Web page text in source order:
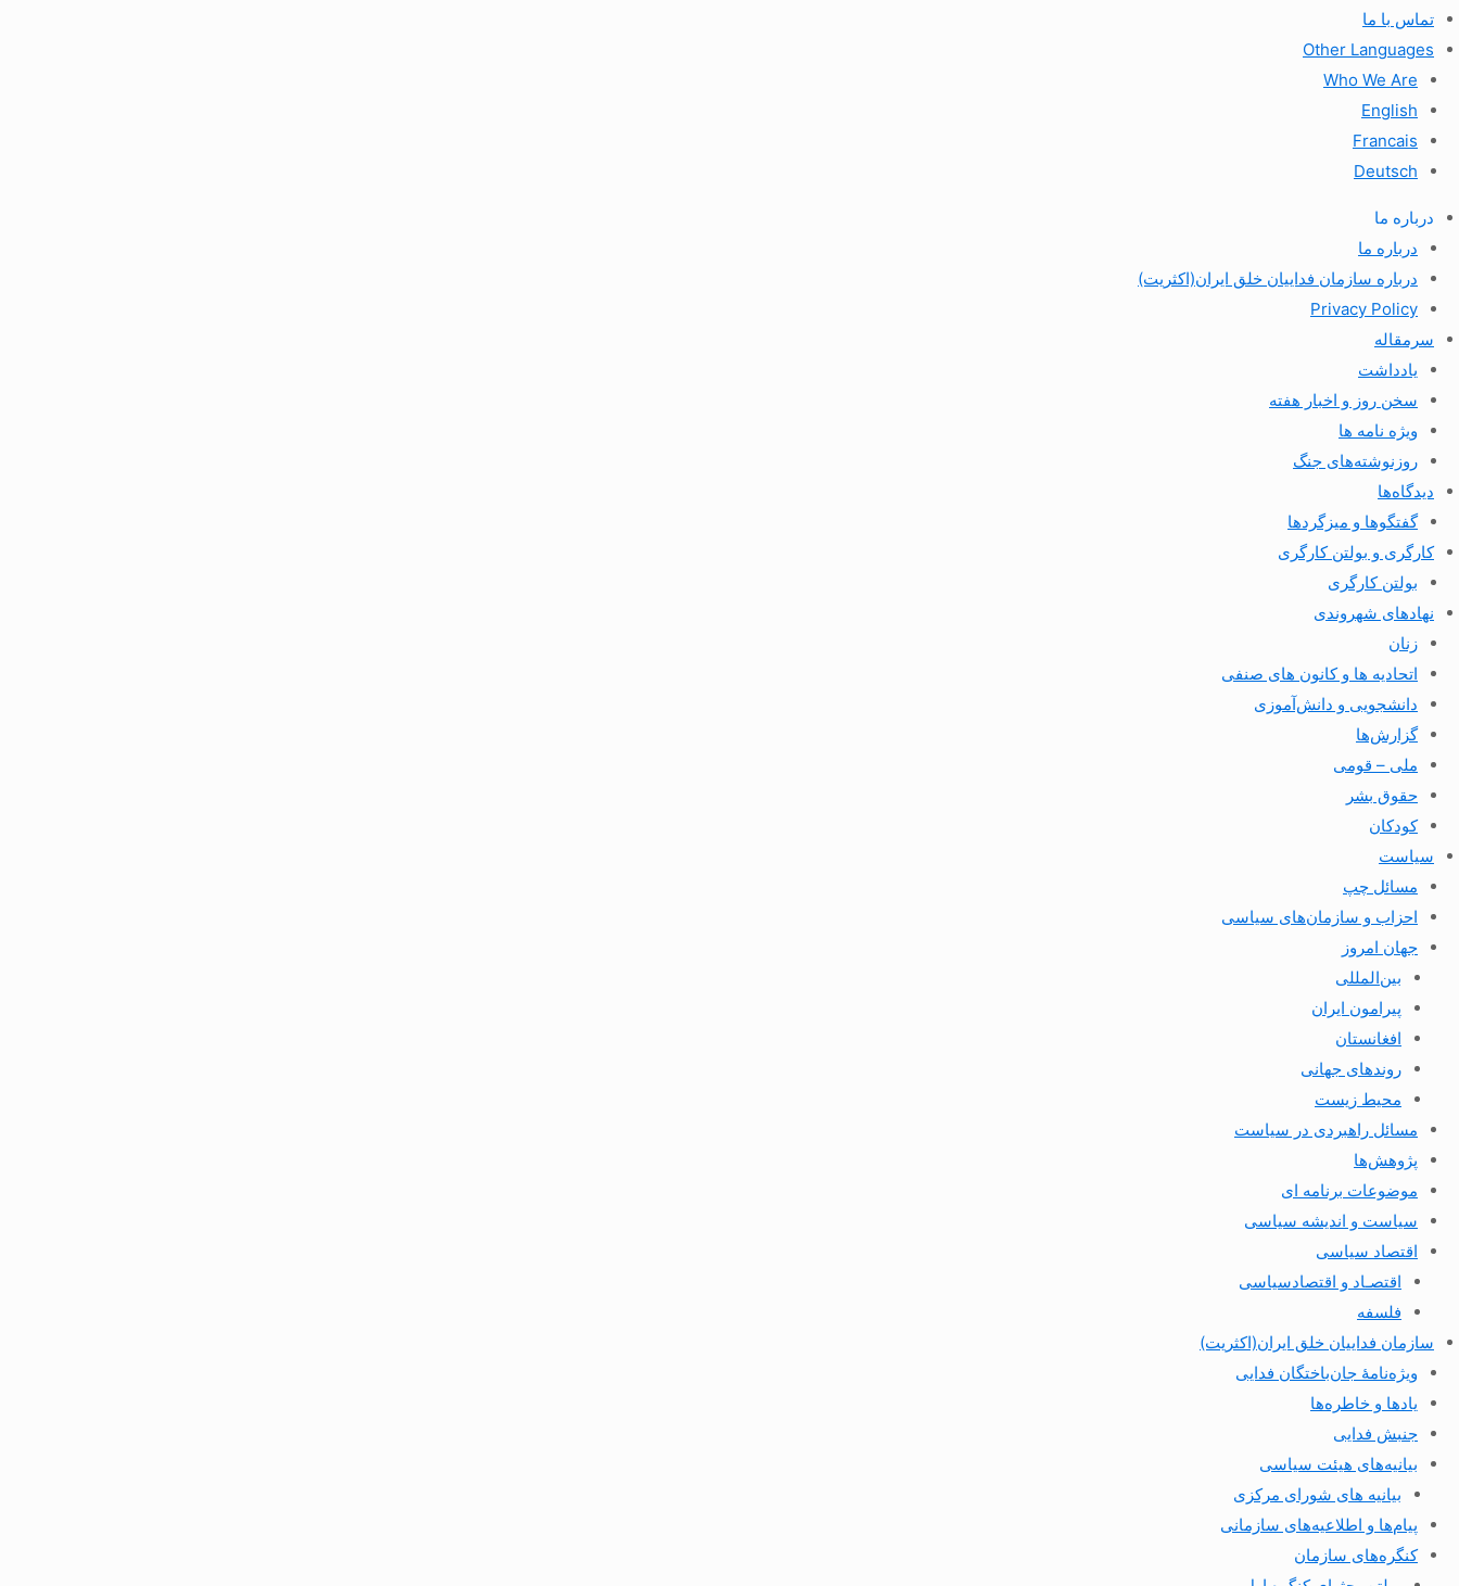
تماس با ما
Other Languages
Who We Are
English
Francais
Deutsch
درباره ما
درباره ما
درباره سازمان فداییان خلق ایران(اکثریت)
Privacy Policy
سرمقاله
یادداشت
سخن روز و اخبار هفته
ویژه نامه ها
روزنوشته‌های جنگ
دیدگاه‌ها
گفتگوها و میزگردها
کارگری و بولتن کارگری
بولتن کارگری
نهادهای شهروندی
زنان
اتحادیه ها و کانون های صنفی
دانشجویی و دانش‌آموزی
گزارش‌ها
ملی – قومی
حقوق بشر
کودکان
سیاست
مسائل چپ
احزاب و سازمان‌های سیاسی
جهان امروز
بین‌المللی
پیرامون ایران
افغانستان
روندهای جهانی
محیط زیست
مسائل راهبردی در سیاست
پژوهش‌ها
موضوعات برنامه ای
سیاست و اندیشه سیاسی
اقتصاد سیاسی
اقتصـاد و اقتصاد‌سیاسی
فلسفه
سازمان فداییان خلق ایران(اکثریت)
ویژه‌نامهٔ جان‌باختگان فدایی
یادها و خاطره‌ها
جنبش فدایی
بیانیه‌های هیئت سیاسی
بیانیه های شورای مرکزی
پیام‌ها و اطلاعیه‌های سازمانی
کنگره‌های سازمان